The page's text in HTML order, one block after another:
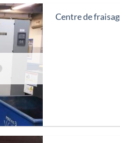
Centre de